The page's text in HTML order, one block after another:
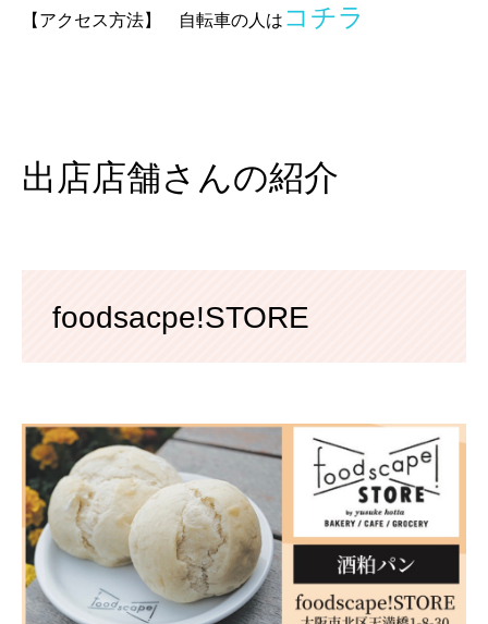
【アクセス方法】 自転車の人は コチラ
出店店舗さんの紹介
foodsacpe!STORE